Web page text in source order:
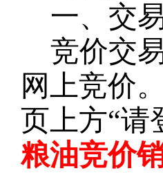
一、交
竞价交
网上竞价
页上方“请
粮油竞价